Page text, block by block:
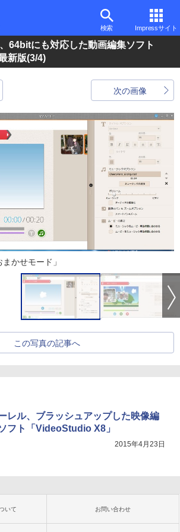
検索 Impressサイト
64bitにも対応した動画編集ソフト
新版(3/4)
次の画像
かせモード」
この写真の記事へ
レル、ブラッシュアップした映像編
フト「VideoStudio X8」
2015年4月23日
いて お問い合わせ